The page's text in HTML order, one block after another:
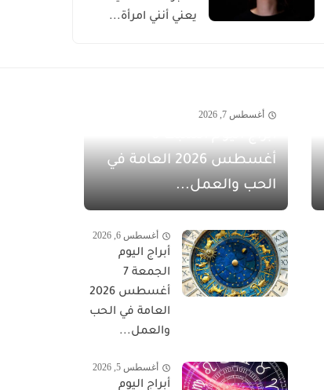
يعني أنني امرأة...
أغسطس 7, 2026
أغسطس 2026 العامة في
الحب والعمل...
أغسطس 6, 2026
أبراج اليوم
الجمعة 7
أغسطس 2026
العامة في الحب
والعمل...
أغسطس 5, 2026
أبراج اليوم